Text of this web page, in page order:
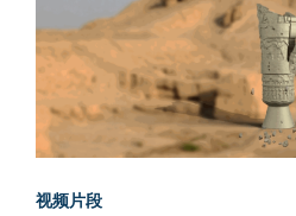
视频片段